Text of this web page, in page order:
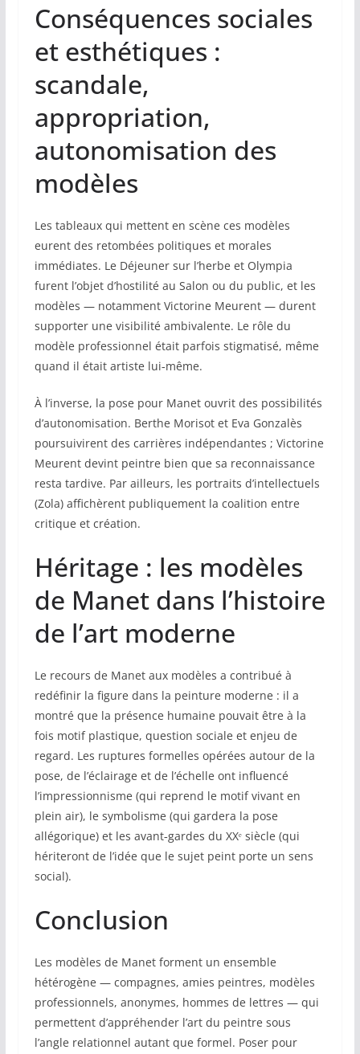
Conséquences sociales
et esthétiques :
scandale,
appropriation,
autonomisation des
modèles
Les tableaux qui mettent en scène ces modèles
eurent des retombées politiques et morales
immédiates. Le Déjeuner sur l’herbe et Olympia
furent l’objet d’hostilité au Salon ou du public, et les
modèles — notamment Victorine Meurent — durent
supporter une visibilité ambivalente. Le rôle du
modèle professionnel était parfois stigmatisé, même
quand il était artiste lui‑même.
À l’inverse, la pose pour Manet ouvrit des possibilités
d’autonomisation. Berthe Morisot et Eva Gonzalès
poursuivirent des carrières indépendantes ; Victorine
Meurent devint peintre bien que sa reconnaissance
resta tardive. Par ailleurs, les portraits d’intellectuels
(Zola) affichèrent publiquement la coalition entre
critique et création.
Héritage : les modèles
de Manet dans l’histoire
de l’art moderne
Le recours de Manet aux modèles a contribué à
redéfinir la figure dans la peinture moderne : il a
montré que la présence humaine pouvait être à la
fois motif plastique, question sociale et enjeu de
regard. Les ruptures formelles opérées autour de la
pose, de l’éclairage et de l’échelle ont influencé
l’impressionnisme (qui reprend le motif vivant en
plein air), le symbolisme (qui gardera la pose
allégorique) et les avant‑gardes du XXᵉ siècle (qui
hériteront de l’idée que le sujet peint porte un sens
social).
Conclusion
Les modèles de Manet forment un ensemble
hétérogène — compagnes, amies peintres, modèles
professionnels, anonymes, hommes de lettres — qui
permettent d’appréhender l’art du peintre sous
l’angle relationnel autant que formel. Poser pour